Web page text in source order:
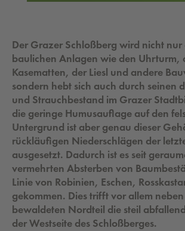
Der Grazer Schloßberg wird nicht
baulichen Anlagen wie den Uhrturm,
Kasematten, der Liesl und andere
sondern hebt sich auch durch seinen
und Strauchbestand im Grazer
die geringe Humusauflage auf den
Untergrund ist aber genau dieser
rückläufigen Niederschlägen der
ausgesetzt. Dadurch ist es seit
vermehrten Absterben von
Linie von Robinien, Eschen,
gekommen. Dies trifft vor allem
bewaldeten Nordteil die steil
der Westseite des Schloßberges.